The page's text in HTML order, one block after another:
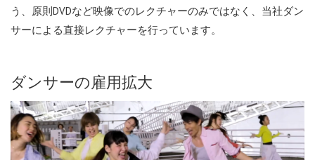
う、原則DVDなど映像でのレクチャーのみではなく、当社ダン
サーによる直接レクチャーを行っています。
ダンサーの雇用拡大